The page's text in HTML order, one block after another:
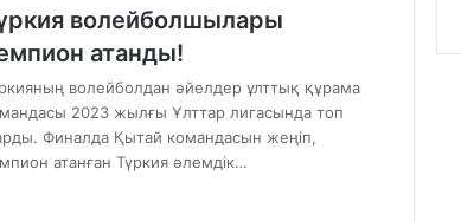
волейболшылары
атанды!
волейболдан әйелдер ұлттық құрама
2023 жылғы Ұлттар лигасында топ
Финалда Қытай командасын жеңіп,
атанған Түркия әлемдік…